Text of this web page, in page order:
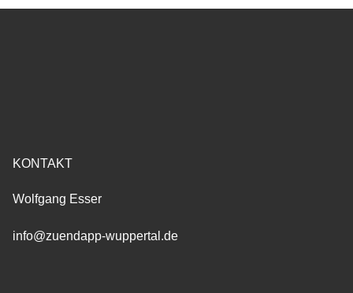
KONTAKT
Wolfgang Esser
info@zuendapp-wuppertal.de